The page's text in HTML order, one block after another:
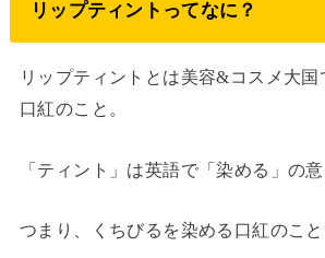
リップティントってなに？
リップティントとは美容&コスメ大
口紅のこと。
「ティント」は英語で「染める」の意
つまり、くちびるを染める口紅のこと